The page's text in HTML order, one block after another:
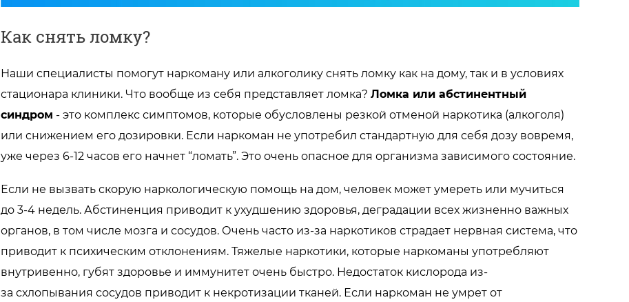
Как снять ломку?
Наши специалисты помогут наркоману или алкоголику снять ломку как на дому, так и в условиях
стационара клиники. Что вообще из себя представляет ломка? Ломка или абстинентный
синдром - это комплекс симптомов, которые обусловлены резкой отменой наркотика (алкоголя)
или снижением его дозировки. Если наркоман не употребил стандартную для себя дозу вовремя,
уже через 6-12 часов его начнет “ломать”. Это очень опасное для организма зависимого состояние.
Если не вызвать скорую наркологическую помощь на дом, человек может умереть или мучиться
до 3-4 недель. Абстиненция приводит к ухудшению здоровья, деградации всех жизненно важных
органов, в том числе мозга и сосудов. Очень часто из-за наркотиков страдает нервная система, что
приводит к психическим отклонениям. Тяжелые наркотики, которые наркоманы употребляют
внутривенно, губят здоровье и иммунитет очень быстро. Недостаток кислорода из-
за схлопывания сосудов приводит к некротизации тканей. Если наркоман не умрет от